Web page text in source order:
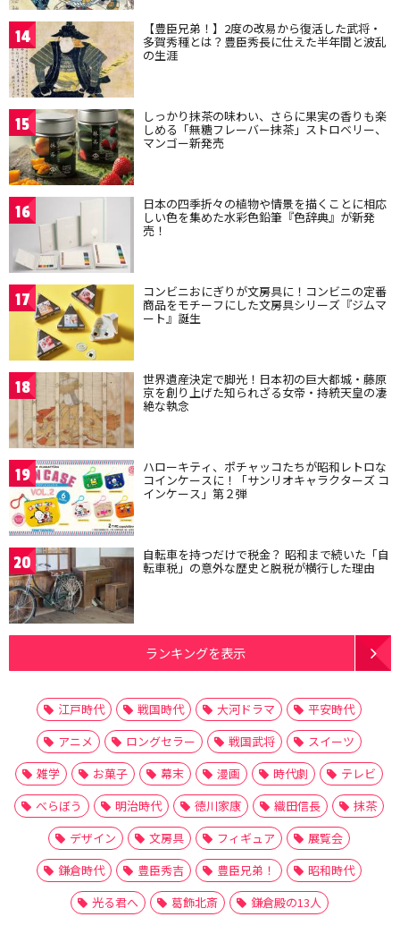
14 【豊臣兄弟！】2度の改易から復活した武将・
多賀秀種とは？豊臣秀長に仕えた半年間と波乱
の生涯
15 しっかり抹茶の味わい、さらに果実の香りも楽
しめる「無糖フレーバー抹茶」ストロベリー、
マンゴー新発売
16 日本の四季折々の植物や情景を描くことに相応
しい色を集めた水彩色鉛筆『色辞典』が新発
売！
17 コンビニおにぎりが文房具に！コンビニの定番
商品をモチーフにした文房具シリーズ『ジムマ
ート』誕生
18 世界遺産決定で脚光！日本初の巨大都城・藤原
京を創り上げた知られざる女帝・持統天皇の凄
絶な執念
19 ハローキティ、ポチャッコたちが昭和レトロな
コインケースに！「サンリオキャラクターズ コ
インケース」第２弾
20 自転車を持つだけで税金？ 昭和まで続いた「自
転車税」の意外な歴史と脱税が横行した理由
ランキングを表示
江戸時代 戦国時代 大河ドラマ
平安時代
アニメ
ロングセラー 戦国武将
スイーツ
雑学
お菓子 幕末 漫画 時代劇
テレビ
べらぼう
明治時代 徳川家康 織田信長
抹茶
デザイン
文房具 フィギュア
展覧会
鎌倉時代
豊臣秀吉 豊臣兄弟！
昭和時代
光る君へ
葛飾北斎 鎌倉殿の13人